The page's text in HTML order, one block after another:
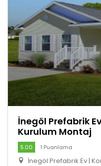
İnegöl Prefabrik
Kurulum Montaj
5.00 1 Puanlama
İnegöl Prefabrik Ev |